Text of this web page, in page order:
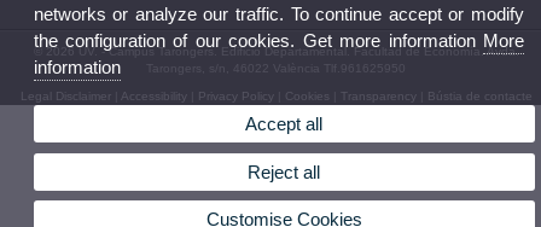
© 2026 UV. - Campus Tarongers. Edificio Departamental. Facultad de Economía. Avda.
Tarongers, s/n, 46022 València Tlf.961625950
Legal Disclaimer| Accessibility| Privacy Policy| Cookies Transparency| Bústia de contacte
networks or analyze our traffic. To continue accept or modify
the configuration of our cookies. Get more information More
information
Accept all
Reject all
Customise Cookies